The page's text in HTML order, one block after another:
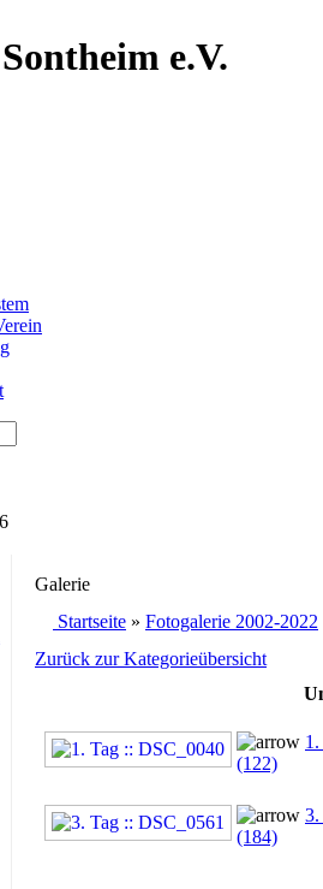
e.V.
Galerie
Startseite » Fotogalerie 2002-2022
Zurück zur Kategorieübersicht
(122)
3.
(184)